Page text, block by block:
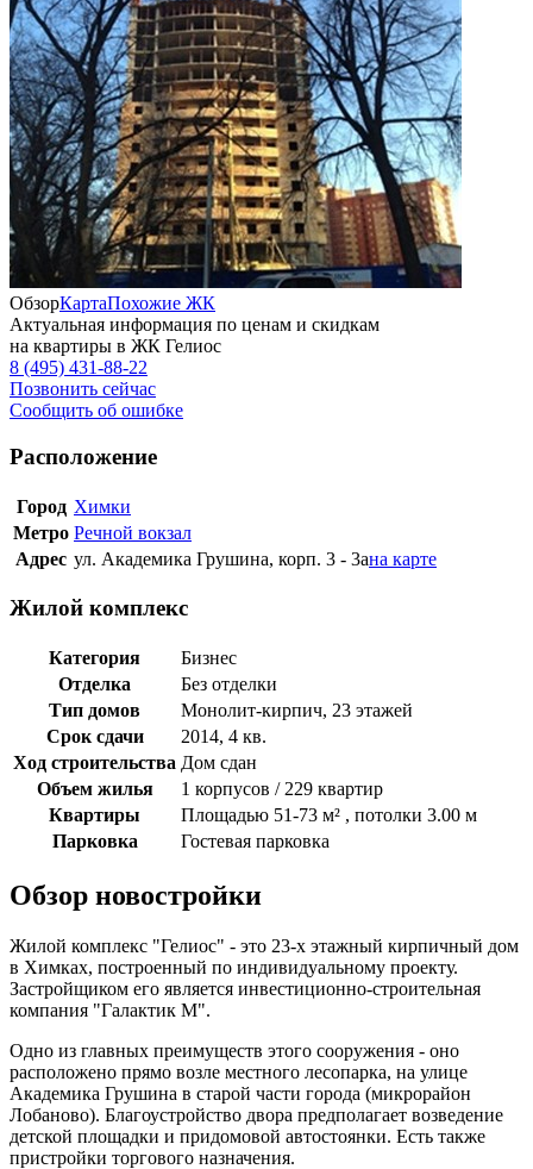
ОбзорКартаПохожие ЖК
Актуальная информация по ценам и скидкам
на квартиры в ЖК Гелиос
8 (495) 431-88-22
Позвонить сейчас
Сообщить об ошибке
Расположение
Город Химки
Метро Речной вокзал
Адрес ул. Академика Грушина, корп. 3 - 3ана карте
Жилой комплекс
Категория
Бизнес
Отделка
Без отделки
Тип домов
Монолит-кирпич, 23 этажей
Срок сдачи
2014, 4 кв.
Ход строительства Дом сдан
Объем жилья
1 корпусов / 229 квартир
Квартиры
Площадью 51-73 м² , потолки 3.00 м
Парковка
Гостевая парковка
Обзор новостройки
Жилой комплекс "Гелиос" - это 23-х этажный кирпичный дом
в Химках, построенный по индивидуальному проекту.
Застройщиком его является инвестиционно-строительная
компания "Галактик М".
Одно из главных преимуществ этого сооружения - оно
расположено прямо возле местного лесопарка, на улице
Академика Грушина в старой части города (микрорайон
Лобаново). Благоустройство двора предполагает возведение
детской площадки и придомовой автостоянки. Есть также
пристройки торгового назначения.